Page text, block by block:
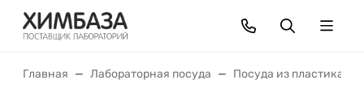
Главная Лабораторная посуда Посуда из пластика